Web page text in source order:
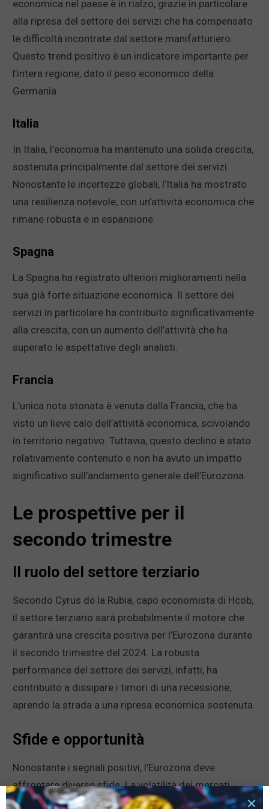
economica nel paese è in rialzo, grazie in particolare
alla ripresa del settore dei servizi che ha compensato
le difficoltà incontrate dal settore manifatturiero.
Questo trend positivo è un indicatore importante per
l’intera regione, dato il peso economico della
Germania.
Italia
In Italia, l’economia ha mantenuto una solida crescita,
sostenuta principalmente dal settore dei servizi.
Nonostante le incertezze globali, l’Italia ha mostrato
una resilienza notevole, con un’attività economica che
rimane robusta e in espansione.
Spagna
La Spagna ha registrato ulteriori miglioramenti nella
sua già forte situazione economica. Il settore dei
servizi in particolare ha contribuito significativamente
alla crescita, con un aumento dell’attività che ha
superato le aspettative degli analisti.
Francia
L’unica nota stonata è venuta dalla Francia, che ha
visto un lieve calo dell’attività economica, scivolando
in territorio negativo. Tuttavia, questo declino è stato
relativamente contenuto e non ha avuto un impatto
significativo sull’andamento generale dell’Eurozona.
Le prospettive per il
secondo trimestre
Il ruolo del settore terziario
Secondo Cyrus de la Rubia, capo economista di Hcob,
il settore terziario sarà probabilmente il motore che
garantirà una crescita positiva per l’Eurozona durante
il secondo trimestre del 2024. La robusta
performance del settore dei servizi, infatti, ha
contribuito a dissipare i timori di una recessione,
aprendo la strada a una ripresa economica sostenuta.
Sfide e opportunità
Nonostante i segnali positivi, l’Eurozona deve
affrontare diverse sfide. La volatilità dei mercati
globali, le tensioni geopolitiche e le incertezze legate